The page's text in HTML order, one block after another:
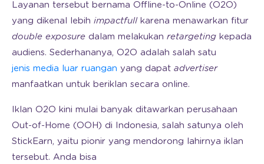
Layanan tersebut bernama Offline-to-Online (O2O)
yang dikenal lebih impactfull karena menawarkan fitur
double exposure dalam melakukan retargeting kepada
audiens. Sederhananya, O2O adalah salah satu
jenis media luar ruangan yang dapat advertiser
manfaatkan untuk beriklan secara online.
Iklan O2O kini mulai banyak ditawarkan perusahaan
Out-of-Home (OOH) di Indonesia, salah satunya oleh
StickEarn, yaitu pionir yang mendorong lahirnya iklan
tersebut. Anda bisa